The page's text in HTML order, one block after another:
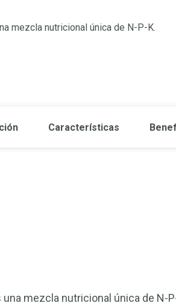
mezcla nutricional única de N-P-K.
Características
una mezcla nutricional única de